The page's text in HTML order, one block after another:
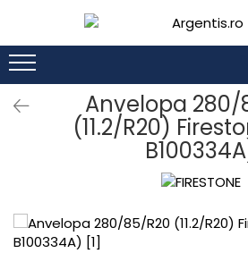
Anvelopa 280/
(11.2/R20)